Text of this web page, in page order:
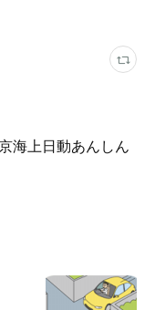
海上日動あんしん